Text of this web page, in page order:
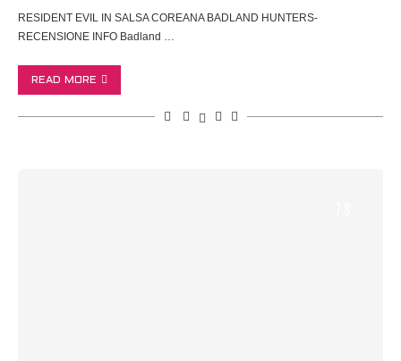
RESIDENT EVIL IN SALSA COREANA BADLAND HUNTERS-
RECENSIONE INFO Badland …
READ MORE